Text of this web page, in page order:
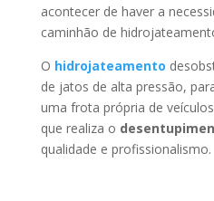
acontecer de haver a
caminhão de
O hidrojateamento
de jatos de alta pressão,
uma frota própria de
que realiza o
qualidade e profissionalismo.